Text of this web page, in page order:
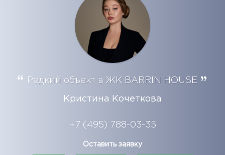
Редкий объект в ЖК BARRIN HOUSE
Кристина Кочеткова
+7 (495) 788-03-35
Оставить заявку